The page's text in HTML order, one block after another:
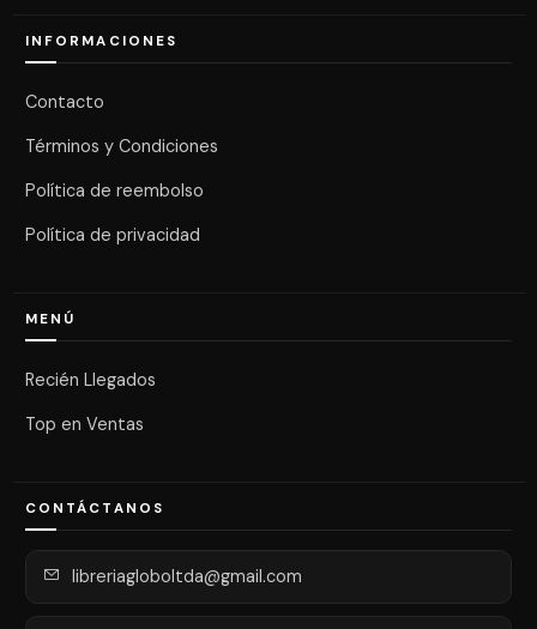
INFORMACIONES
Contacto
Términos y Condiciones
Política de reembolso
Política de privacidad
MENÚ
Recién Llegados
Top en Ventas
CONTÁCTANOS
libreriagloboltda@gmail.com